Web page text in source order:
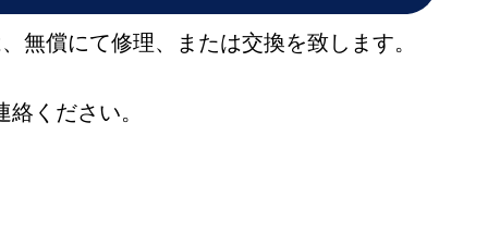
無償にて修理、または交換を致します。
ください。